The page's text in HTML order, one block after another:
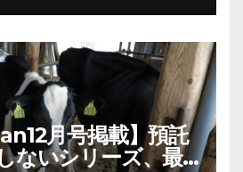
月号掲載】預託
ないシリーズ、最